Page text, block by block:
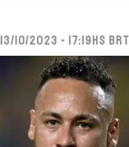
13/10/2023 - 17:19hs BRT